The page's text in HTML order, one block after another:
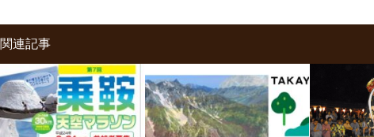
関連記事